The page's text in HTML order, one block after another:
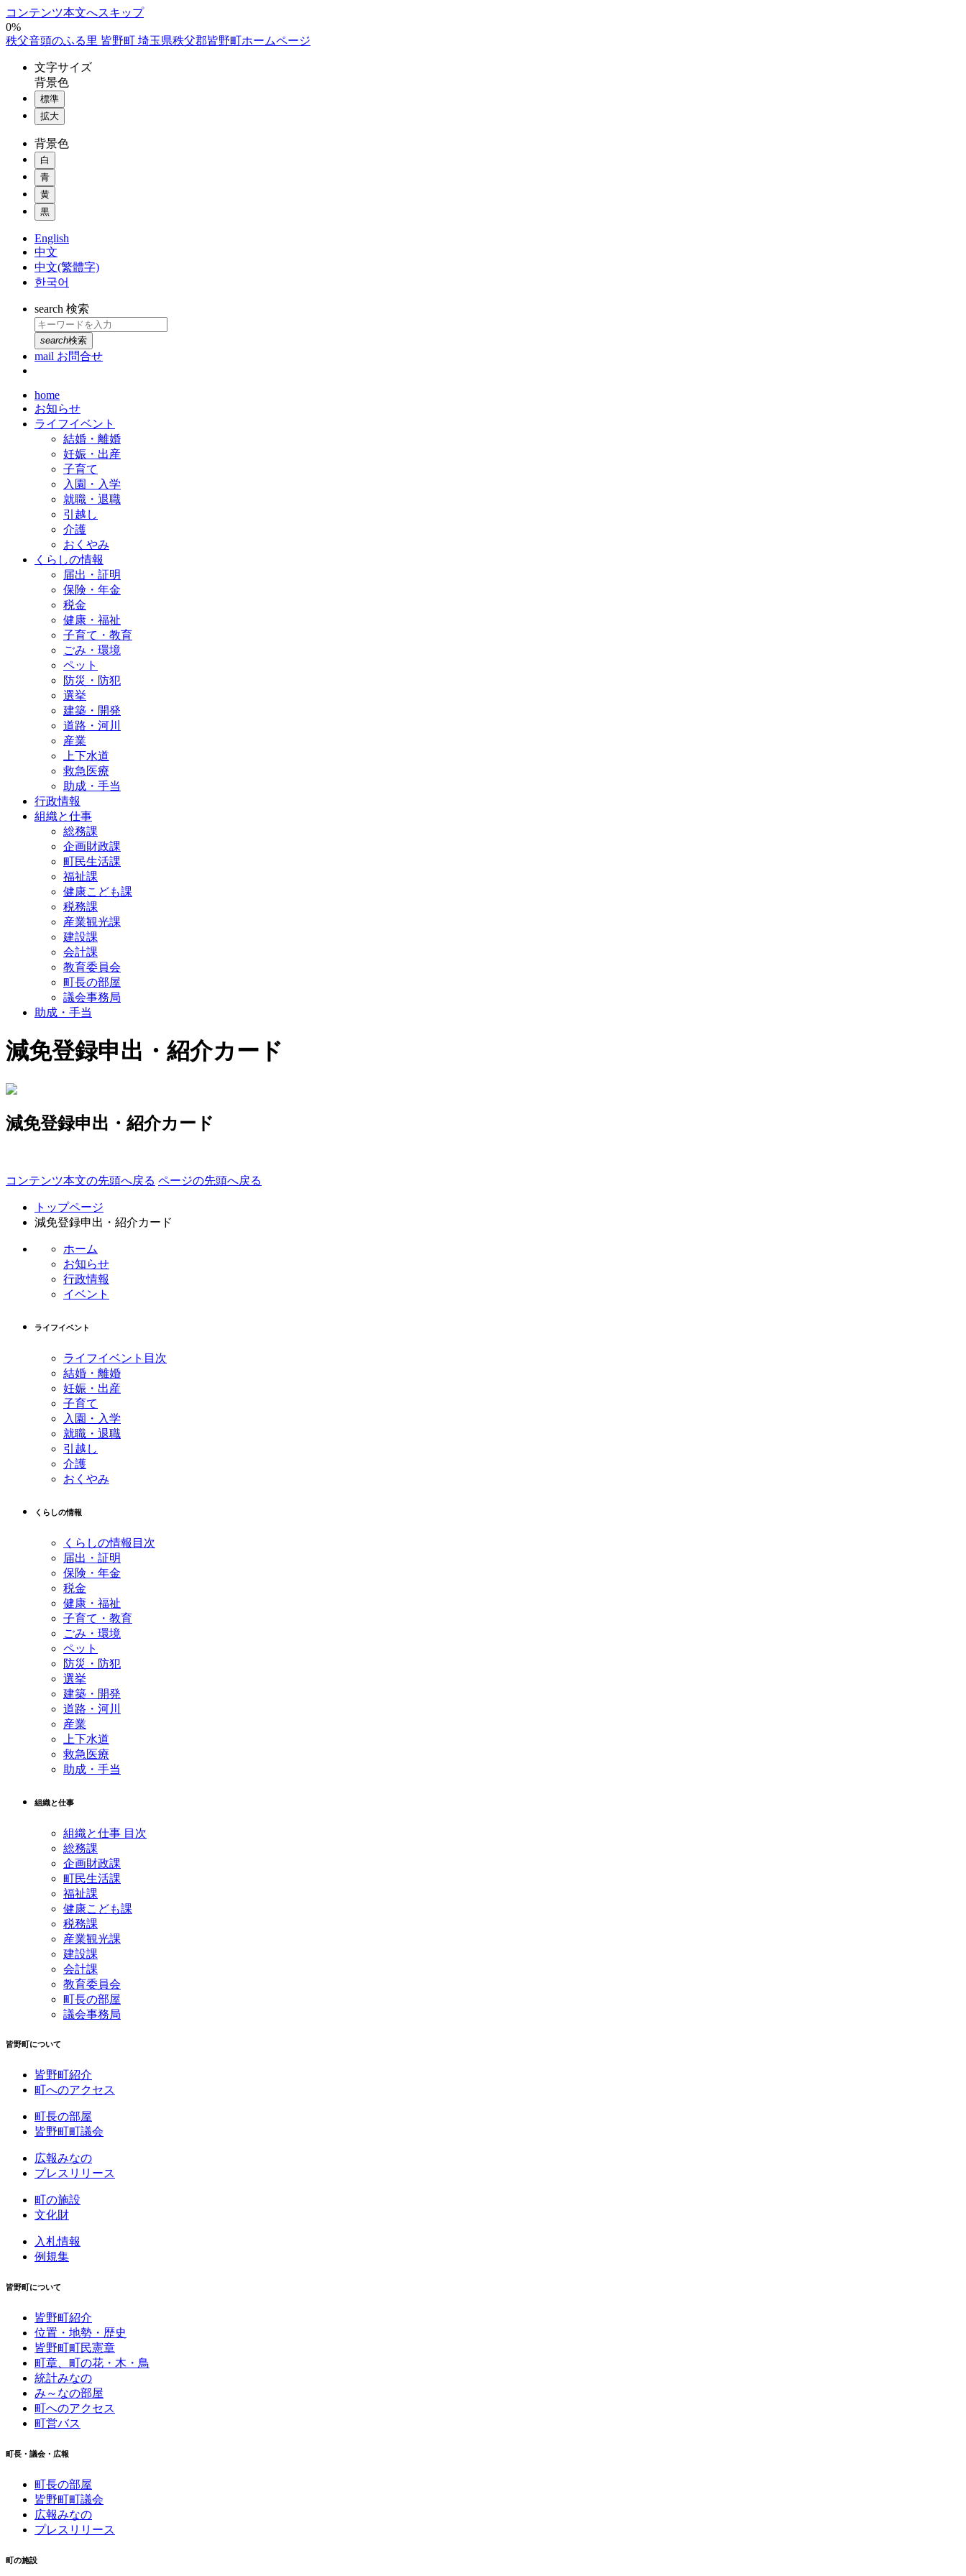
コンテンツ本文へスキップ
0%
秩父音頭のふる里 皆野町 埼玉県秩父郡皆野町ホームページ
文字サイズ
背景色
標準
拡大
背景色
白
青
黄
黒
English
中文
中文(繁體字)
한국어
search 検索
search検索
mail お問合せ
home
お知らせ
ライフイベント
結婚・離婚
妊娠・出産
子育て
入園・入学
就職・退職
引越し
介護
おくやみ
くらしの情報
届出・証明
保険・年金
税金
健康・福祉
子育て・教育
ごみ・環境
ペット
防災・防犯
選挙
建築・開発
道路・河川
産業
上下水道
救急医療
助成・手当
行政情報
組織と仕事
総務課
企画財政課
町民生活課
福祉課
健康こども課
税務課
産業観光課
建設課
会計課
教育委員会
町長の部屋
議会事務局
助成・手当
減免登録申出・紹介カード
減免登録申出・紹介カード
コンテンツ本文の先頭へ戻る ページの先頭へ戻る
トップページ
減免登録申出・紹介カード
ホーム
お知らせ
行政情報
イベント
ライフイベント
ライフイベント目次
結婚・離婚
妊娠・出産
子育て
入園・入学
就職・退職
引越し
介護
おくやみ
くらしの情報
くらしの情報目次
届出・証明
保険・年金
税金
健康・福祉
子育て・教育
ごみ・環境
ペット
防災・防犯
選挙
建築・開発
道路・河川
産業
上下水道
救急医療
助成・手当
組織と仕事
組織と仕事 目次
総務課
企画財政課
町民生活課
福祉課
健康こども課
税務課
産業観光課
建設課
会計課
教育委員会
町長の部屋
議会事務局
皆野町について
皆野町紹介
町へのアクセス
町長の部屋
皆野町町議会
広報みなの
プレスリリース
町の施設
文化財
入札情報
例規集
皆野町について
皆野町紹介
位置・地勢・歴史
皆野町町民憲章
町章、町の花・木・鳥
統計みなの
み～なの部屋
町へのアクセス
町営バス
町長・議会・広報
町長の部屋
皆野町町議会
広報みなの
プレスリリース
町の施設